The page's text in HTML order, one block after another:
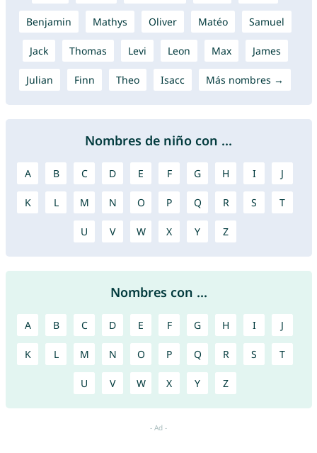
Benjamin Mathys Oliver Matéo Samuel
Jack Thomas Levi Leon Max James
Julian Finn Theo Isacc Más nombres →
Nombres de niño con ...
A B C D E F G H I J
K L M N O P Q R S T
U V W X Y Z
Nombres con ...
A B C D E F G H I J
K L M N O P Q R S T
U V W X Y Z